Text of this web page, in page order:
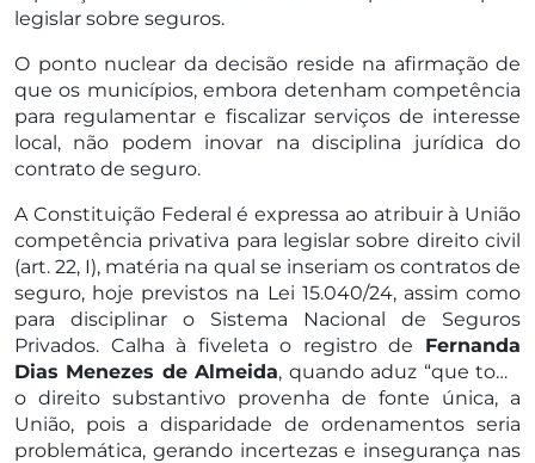
legislar sobre seguros.
O ponto nuclear da decisão reside na afirmação de
que os municípios, embora detenham competência
para regulamentar e fiscalizar serviços de interesse
local, não podem inovar na disciplina jurídica do
contrato de seguro.
A Constituição Federal é expressa ao atribuir à União
competência privativa para legislar sobre direito civil
(art. 22, I), matéria na qual se inseriam os contratos de
seguro, hoje previstos na Lei 15.040/24, assim como
para disciplinar o Sistema Nacional de Seguros
Privados. Calha à fiveleta o registro de Fernanda
Dias Menezes de Almeida, quando aduz “que todo
o direito substantivo provenha de fonte única, a
União, pois a disparidade de ordenamentos seria
problemática, gerando incertezas e insegurança nas